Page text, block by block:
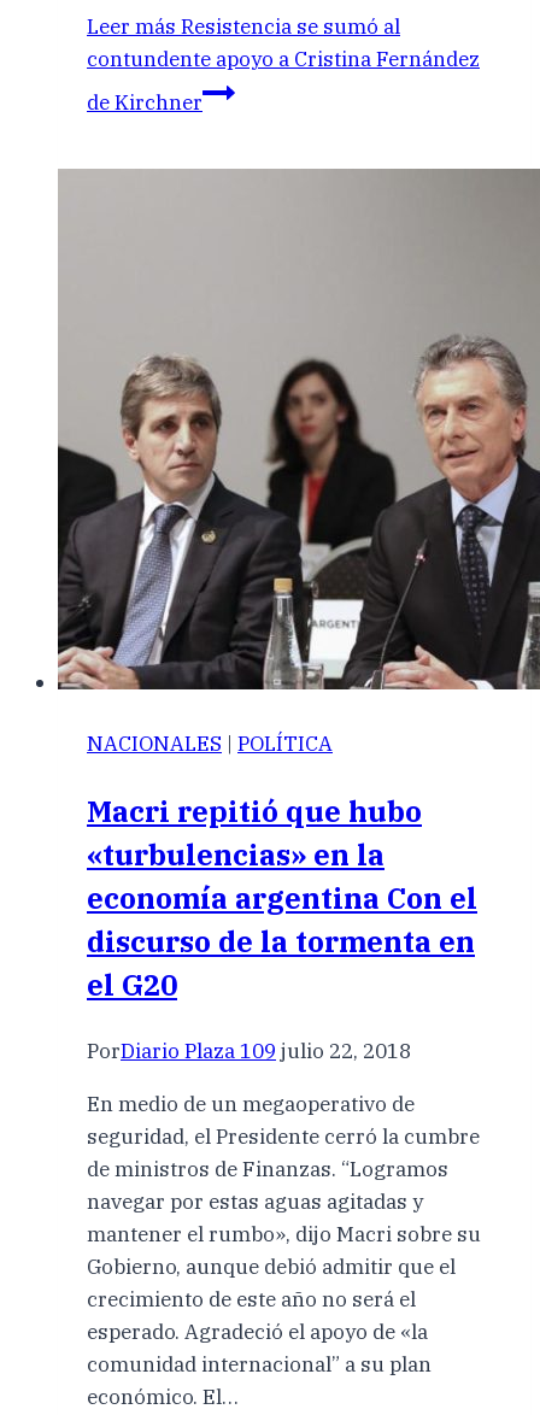
Leer más Resistencia se sumó al
contundente apoyo a Cristina Fernández
de Kirchner
NACIONALES | POLÍTICA
Macri repitió que hubo
«turbulencias» en la
economía argentina Con el
discurso de la tormenta en
el G20
PorDiario Plaza 109 julio 22, 2018
En medio de un megaoperativo de
seguridad, el Presidente cerró la cumbre
de ministros de Finanzas. “Logramos
navegar por estas aguas agitadas y
mantener el rumbo», dijo Macri sobre su
Gobierno, aunque debió admitir que el
crecimiento de este año no será el
esperado. Agradeció el apoyo de «la
comunidad internacional” a su plan
económico. El…